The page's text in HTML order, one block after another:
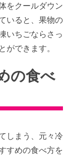
をクールダウン
いると、果物の
いちごならさっ
ができます。
の食べ
しまう、元々冷
すめの食べ方を